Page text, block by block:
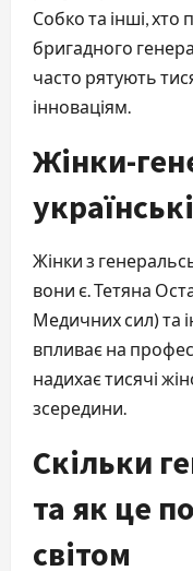
Собко та інші,
бригадного
часто рятують
інноваціям.
Жінки-
Жінки з
вони є. Тетяна
Медичних сил) та
впливає на
надихає тисячі
зсередини.
Скільки
та як це
світом